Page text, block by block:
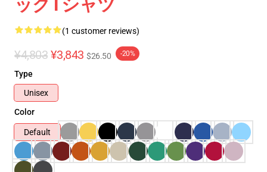
ックTシャツ
(1 customer reviews)
¥4,803 ¥3,843 $26.50 -20%
Type
Unisex
Color
Default